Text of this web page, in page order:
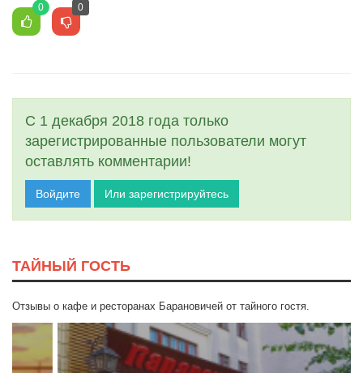
0 0
С 1 декабря 2018 года только
зарегистрированные пользователи могут
оставлять комментарии!
Войдите Или зарегистрируйтесь
ТАЙНЫЙ ГОСТЬ
Отзывы о кафе и ресторанах Барановичей от тайного гостя.